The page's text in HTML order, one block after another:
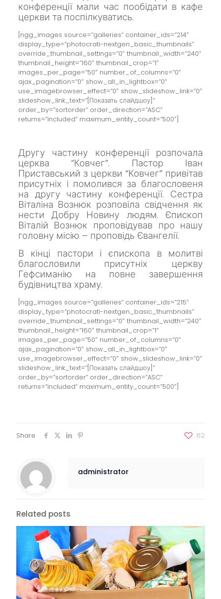
конференції мали час пообідати в кафе
церкви та поспілкуватись.
[ngg_images source=”galleries” container_ids=”214″
display_type=”photocrati-nextgen_basic_thumbnails”
override_thumbnail_settings=”0″ thumbnail_width=”240″
thumbnail_height=”160″ thumbnail_crop=”1″
images_per_page=”50″ number_of_columns=”0″
ajax_pagination=”0″ show_all_in_lightbox=”0″
use_imagebrowser_effect=”0″ show_slideshow_link=”0″
slideshow_link_text=”[Показать слайдшоу]”
order_by=”sortorder” order_direction=”ASC”
returns=”included” maximum_entity_count=”500″]
Другу частину конференції розпочала
церква “Ковчег”. Пастор Іван
Приставський з церкви “Ковчег” привітав
присутніх і помолився за благословеня
на другу частину конференції. Сестра
Віталіна Вознюк розповіла свідчення як
нести Добру Новину людям. Єпископ
Віталій Вознюк проповідував про нашу
головну місію – проповідь Євангелії.
В кінці пастори і єпископа в молитві
благословили присутніх церкву
Гефсиманію на повне завершення
будівництва храму.
[ngg_images source=”galleries” container_ids=”215″
display_type=”photocrati-nextgen_basic_thumbnails”
override_thumbnail_settings=”0″ thumbnail_width=”240″
thumbnail_height=”160″ thumbnail_crop=”1″
images_per_page=”50″ number_of_columns=”0″
ajax_pagination=”0″ show_all_in_lightbox=”0″
use_imagebrowser_effect=”0″ show_slideshow_link=”0″
slideshow_link_text=”[Показать слайдшоу]”
order_by=”sortorder” order_direction=”ASC”
returns=”included” maximum_entity_count=”500″]
Share 62
administrator
Related posts